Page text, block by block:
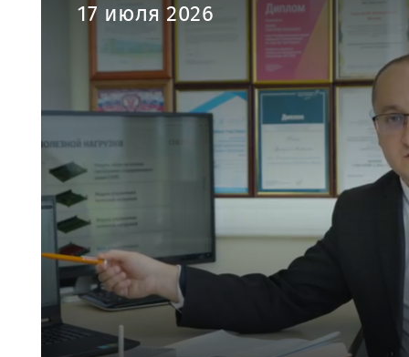
17 июля 2026